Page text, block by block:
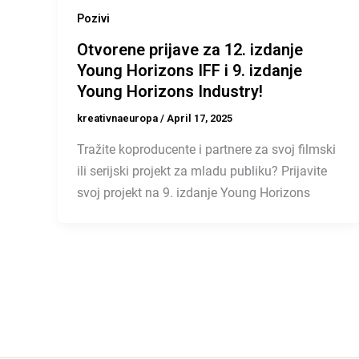
Pozivi
Otvorene prijave za 12. izdanje
Young Horizons IFF i 9. izdanje
Young Horizons Industry!
kreativnaeuropa / April 17, 2025
Tražite koproducente i partnere za svoj filmski
ili serijski projekt za mladu publiku? Prijavite
svoj projekt na 9. izdanje Young Horizons